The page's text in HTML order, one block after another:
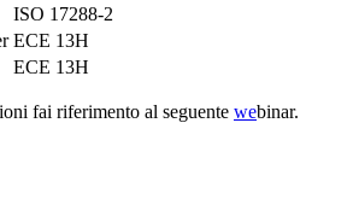
ISO 17288-2
ECE 13H
ECE 13H
fai riferimento al seguente webinar.